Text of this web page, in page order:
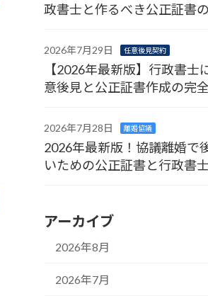
政書士と作るべき公正証書
2026年7月29日 任意後見契約
【2026年最新版】行政書士
意後見と公正証書作成の完
2026年7月28日 離婚協議
2026年最新版！協議離婚で
いための公正証書と行政書
アーカイブ
2026年8月
2026年7月